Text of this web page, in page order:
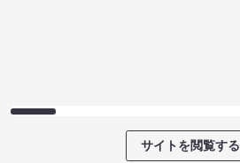
サイトを閲覧する